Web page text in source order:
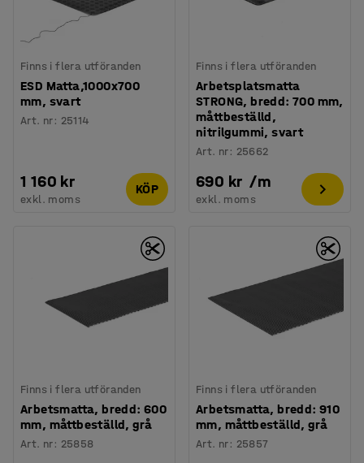
Finns i flera utföranden
ESD Matta,1000x700
mm, svart
Art. nr: 25114
1 160 kr
exkl. moms
KÖP
Finns i flera utföranden
Arbetsplatsmatta
STRONG, bredd: 700 mm,
måttbeställd,
nitrilgummi, svart
Art. nr: 25662
690 kr /m
exkl. moms
Finns i flera utföranden
Arbetsmatta, bredd: 600
mm, måttbeställd, grå
Art. nr: 25858
Finns i flera utföranden
Arbetsmatta, bredd: 910
mm, måttbeställd, grå
Art. nr: 25857